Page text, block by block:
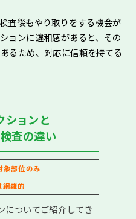
査後もやり取りをする機会が
ョンに違和感があると、その
るため、対応に信頼を持てる
ションと
査の違い
部位のみ
羅的
についてご紹介してき